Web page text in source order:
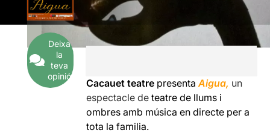
Deixa
la
teva
opinió
Cacauet teatre presentaAigua, un
espectacle deteatre de llums i
ombres amb música en directe per a
tota la familia.